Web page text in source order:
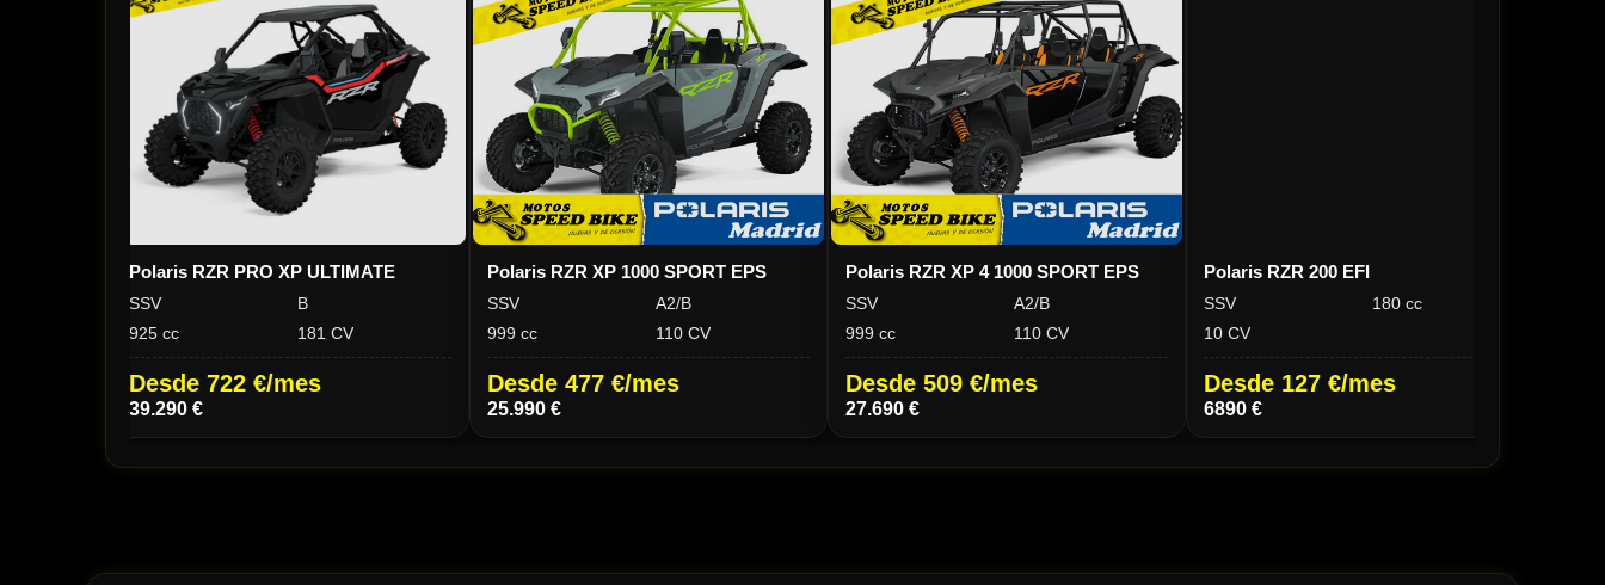
Polaris RZR PRO XP ULTIMATE
SSV
B
925 cc
181 CV
Desde 722 €/mes
39.290 €
Polaris RZR XP 1000 SPORT EPS
SSV
A2/B
999 cc
110 CV
Desde 477 €/mes
25.990 €
Polaris RZR XP 4 1000 SPORT EPS
SSV
A2/B
999 cc
110 CV
Desde 509 €/mes
27.690 €
Polaris RZR 200 EFI
SSV
180 cc
10 CV
Desde 127 €/mes
6890 €